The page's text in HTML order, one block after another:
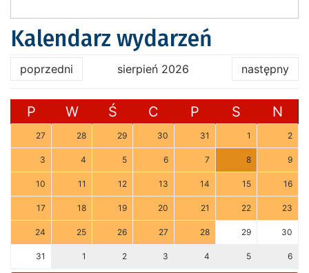
Kalendarz wydarzeń
poprzedni sierpień 2026 następny
P W Ś C P S N
27 28 29 30 31 1 2
3 4 5 6 7 8 9
10 11 12 13 14 15 16
17 18 19 20 21 22 23
24 25 26 27 28 29 30
31 1 2 3 4 5 6